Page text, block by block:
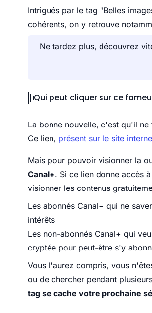
Intrigués par le tag "Belles
cohérents, on y retrouve
Ne tardez plus, découvrez
Qui peut cliquer sur ce
La bonne nouvelle, c'est qu'il
Ce lien, présent sur le site
Mais pour pouvoir visionner la
Canal+. Si ce lien donne accès
visionner les contenus
Les abonnés Canal+ qui ne
intérêts
Les non-abonnés Canal+ qui
cryptée pour peut-être s'y
Vous l'aurez compris, vous
ou de chercher pendant
tag se cache votre prochaine